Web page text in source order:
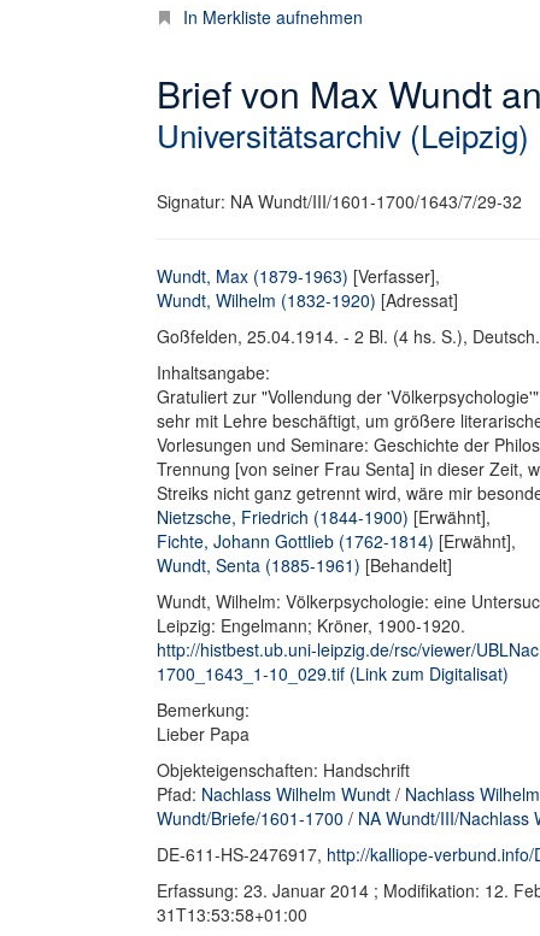
In Merkliste aufnehmen
Brief von Max Wundt
Universitätsarchiv (Leipzig)
Signatur: NA Wundt/III/1601-1700/1643/7/29-32
Wundt, Max (1879-1963) [Verfasser],
Wundt, Wilhelm (1832-1920) [Adressat]
Goßfelden, 25.04.1914. - 2 Bl. (4 hs. S.),
Inhaltsangabe:
Gratuliert zur "Vollendung der
sehr mit Lehre beschäftigt, um größere
Vorlesungen und Seminare: Geschichte der
Trennung [von seiner Frau Senta] in dieser Zeit,
Streiks nicht ganz getrennt wird, wäre mir
Nietzsche, Friedrich (1844-1900) [Erwähnt],
Fichte, Johann Gottlieb (1762-1814) [Erwähnt],
Wundt, Senta (1885-1961) [Behandelt]
Wundt, Wilhelm: Völkerpsychologie: eine
Leipzig: Engelmann; Kröner, 1900-1920.
http://histbest.ub.uni-leipzig.de/rsc/viewer/
1700_1643_1-10_029.tif (Link zum Digitalisat)
Bemerkung:
Lieber Papa
Objekteigenschaften: Handschrift
Pfad: Nachlass Wilhelm Wundt / Nachlass
Wundt/Briefe/1601-1700 / NA Wundt/III/Nachlass
DE-611-HS-2476917, http://kalliope-
Erfassung: 23. Januar 2014 ; Modifikation: 12.
31T13:53:58+01:00